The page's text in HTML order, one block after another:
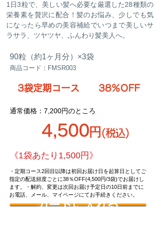
​1日3粒で、美しい髪へ必要な厳選した28種類の
栄養素を贅沢に配合！髪のお悩み、少しでも気
になったら早めの美容補給でいつまで美しいサ
ラサラ、ツヤツヤ、ふんわり髪美人へ。
90粒（約1ヶ月分）×3袋
商品コード：FMSR003
3袋定期コース 38％OFF
通常価格：7,200円のところ
4,500円 (税込)
《1袋あたり1,500円》
・定期コース2回目以降は初回お届け日を起算日としてご
指定の配送頻度ごとに38％OFF(4,500円/3袋)でお届けし
ます。・解約、変更は次回お届け予定日の10日前までに
お電話、メール、マイページにてお手続きください。
カートに入れる